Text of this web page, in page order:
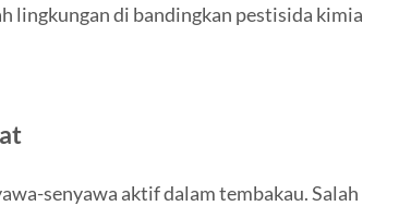
lingkungan di bandingkan pestisida kimia
senyawa aktif dalam tembakau. Salah